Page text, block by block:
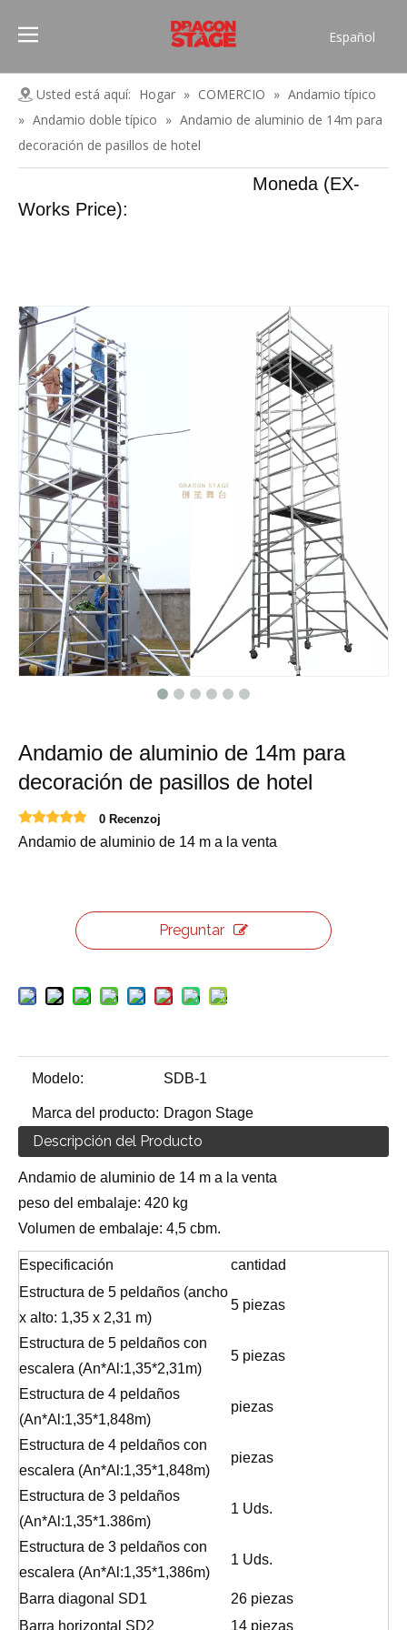
Español
Pусский
Français
简体中文
English
Usted está aquí: Hogar » COMERCIO » Andamio típico
» Andamio doble típico » Andamio de aluminio de 14m para
decoración de pasillos de hotel
Moneda (EX-
Works Price):
Andamio de aluminio de 14m para
decoración de pasillos de hotel
0 Recenzoj
Andamio de aluminio de 14 m a la venta
Preguntar
Modelo: SDB-1
Marca del producto: Dragon Stage
Descripción del Producto
Andamio de aluminio de 14 m a la venta
peso del embalaje: 420 kg
Volumen de embalaje: 4,5 cbm.
Especificación
cantidad
Estructura de 5 peldaños (ancho
x alto: 1,35 x 2,31 m)
5 piezas
Estructura de 5 peldaños con
escalera (An*Al:1,35*2,31m)
5 piezas
Estructura de 4 peldaños
(An*Al:1,35*1,848m)
piezas
Estructura de 4 peldaños con
escalera (An*Al:1,35*1,848m)
piezas
Estructura de 3 peldaños
(An*Al:1,35*1.386m)
1 Uds.
Estructura de 3 peldaños con
escalera (An*Al:1,35*1,386m)
1 Uds.
Barra diagonal SD1
26 piezas
Barra horizontal SD2
14 piezas